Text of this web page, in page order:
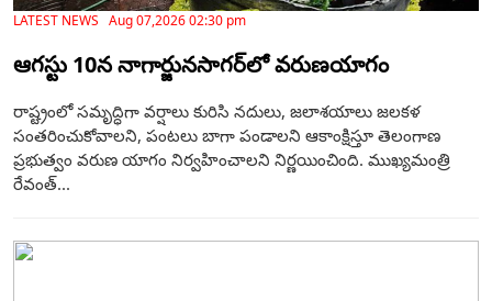
LATEST NEWS Aug 07,2026 02:30 pm
ఆగస్టు 10న నాగార్జునసాగర్‌లో వరుణయాగం
రాష్ట్రంలో సమృద్ధిగా వర్షాలు కురిసి నదులు, జలాశయాలు జలకళ
సంతరించుకోవాలని, పంటలు బాగా పండాలని ఆకాంక్షిస్తూ తెలంగాణ
ప్రభుత్వం వరుణ యాగం నిర్వహించాలని నిర్ణయించింది. ముఖ్యమంత్రి
రేవంత్...